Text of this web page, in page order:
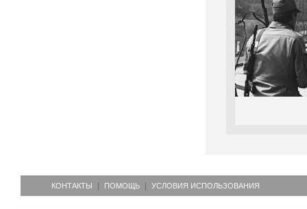
КОНТАКТЫ ПОМОЩЬ УСЛОВИЯ ИСПОЛЬЗОВАНИЯ